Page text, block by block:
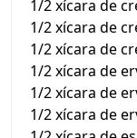
1/2 xícara de
1/2 xícara de
1/2 xícara de
1/2 xícara de
1/2 xícara de
1/2 xícara de